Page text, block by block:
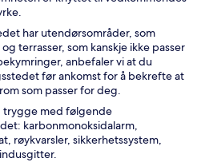
har utendørsområder, som
terrasser, som kanskje ikke passer
anbefaler vi at du
før ankomst for å bekrefte at
som passer for deg.
trygge med følgende
karbonmonoksidalarm,
røykvarsler, sikkerhetssystem,